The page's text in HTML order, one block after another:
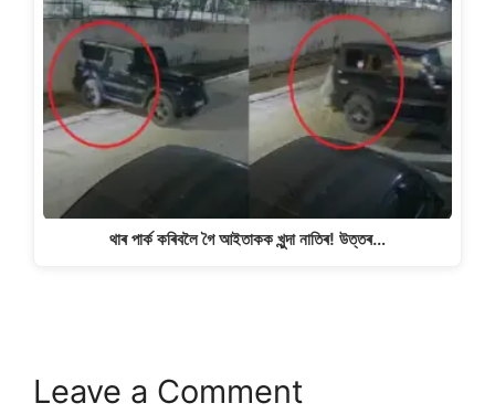
থাৰ পাৰ্ক কৰিবলৈ গৈ আইতাকক খুন্দা নাতিৰ! উত্তৰ…
Leave a Comment